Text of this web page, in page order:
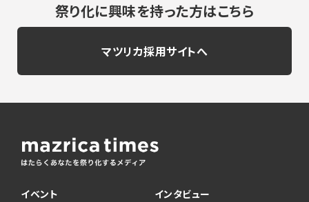
祭り化に興味を持った方はこちら
マツリカ採用サイトへ
イベント
インタビュー